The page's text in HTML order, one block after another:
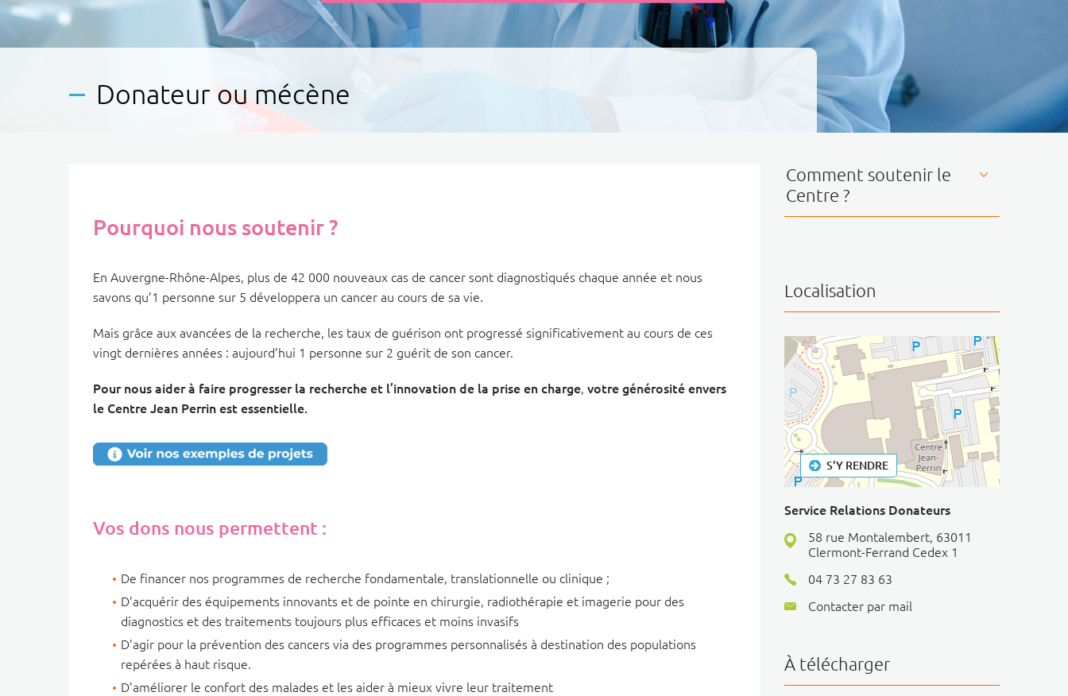
Donateur ou mécène
Pourquoi nous soutenir ?
En Auvergne-Rhône-Alpes, plus de 42 000 nouveaux cas de cancer sont diagnostiqués chaque année et nous
savons qu’1 personne sur 5 développera un cancer au cours de sa vie.
Mais grâce aux avancées de la recherche, les taux de guérison ont progressé significativement au cours de ces
vingt dernières années : aujourd’hui 1 personne sur 2 guérit de son cancer.
Pour nous aider à faire progresser la recherche et l’innovation de la prise en charge, votre générosité envers
le Centre Jean Perrin est essentielle.
Vos dons nous permettent :
De financer nos programmes de recherche fondamentale, translationnelle ou clinique ;
D’acquérir des équipements innovants et de pointe en chirurgie, radiothérapie et imagerie pour des
diagnostics et des traitements toujours plus efficaces et moins invasifs
D’agir pour la prévention des cancers via des programmes personnalisés à destination des populations
repérées à haut risque.
D’améliorer le confort des malades et les aider à mieux vivre leur traitement
Comment soutenir le
Centre ?
Localisation
⇧
OpenStreetMap contributors.
S'Y RENDRE
Service Relations Donateurs
58 rue Montalembert, 63011
Clermont-Ferrand Cedex 1
04 73 27 83 63
Contacter par mail
À télécharger